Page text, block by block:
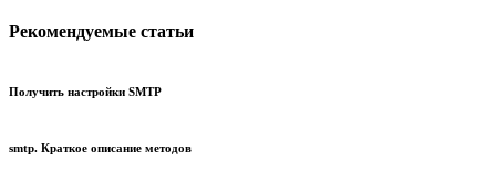
Рекомендуемые статьи
Получить настройки SMTP
smtp. Краткое описание методов